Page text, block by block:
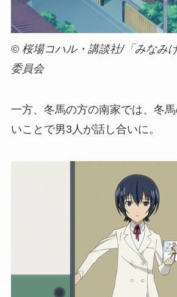
© 桜場コハル・講談社/「みなみ
委員会
一方、冬馬の方の南家では、冬
いことで男3人が話し合いに。